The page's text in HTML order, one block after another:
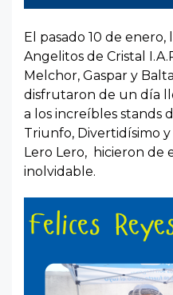
El pasado 10 de
Angelitos de Cristal
Melchor, Gaspar y
disfrutaron de un día
a los increíbles stands
Triunfo, Divertidísimo
Lero Lero, hicieron de
inolvidable.